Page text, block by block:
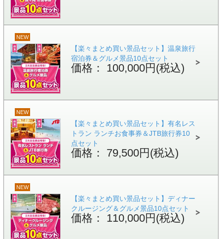
NEW
【楽々まとめ買い景品セット】温泉旅行
宿泊券＆グルメ景品10点セット
価格： 100,000円(税込)
NEW
【楽々まとめ買い景品セット】有名レス
トラン ランチお食事券＆JTB旅行券10
点セット
価格： 79,500円(税込)
NEW
【楽々まとめ買い景品セット】ディナー
クルージング＆グルメ景品10点セット
価格： 110,000円(税込)